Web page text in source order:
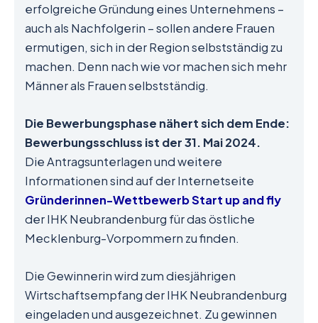
erfolgreiche Gründung eines Unternehmens –
auch als Nachfolgerin – sollen andere Frauen
ermutigen, sich in der Region selbstständig zu
machen. Denn nach wie vor machen sich mehr
Männer als Frauen selbstständig.
Die Bewerbungsphase nähert sich dem Ende:
Bewerbungsschluss ist der 31. Mai 2024.
Die Antragsunterlagen und weitere
Informationen sind auf der Internetseite
Gründerinnen-Wettbewerb Start up and fly
der IHK Neubrandenburg für das östliche
Mecklenburg-Vorpommern zu finden.
Die Gewinnerin wird zum diesjährigen
Wirtschaftsempfang der IHK Neubrandenburg
eingeladen und ausgezeichnet. Zu gewinnen